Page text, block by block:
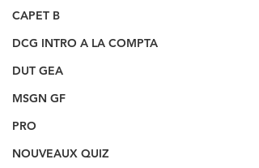
CAPET B
DCG INTRO A LA COMPTA
DUT GEA
MSGN GF
PRO
NOUVEAUX QUIZ